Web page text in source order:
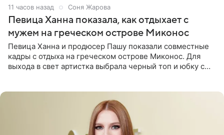
11 часов назад Соня Жарова
Певица Ханна показала, как отдыхает с
мужем на греческом острове Миконос
Певица Ханна и продюсер Пашу показали совместные
кадры с отдыха на греческом острове Миконос. Для
выхода в свет артистка выбрала черный топ и юбку с